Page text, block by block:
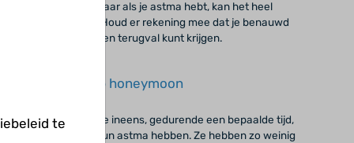
Uitgaan is leuk, maar als je astma hebt, kan het heel
vermoeiend zijn. Houd er rekening mee dat je benauwd
kunt worden en een terugval kunt krijgen.
Ik ga op honeymoon
Er zijn kinderen die ineens, gedurende een bepaalde tijd,
minder last van hun astma hebben. Ze hebben zo weinig
te